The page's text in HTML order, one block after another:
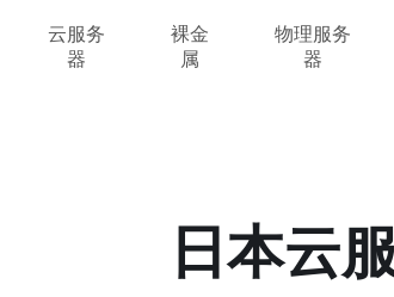
云服务
器
裸金
属
物理服务
器
日本云